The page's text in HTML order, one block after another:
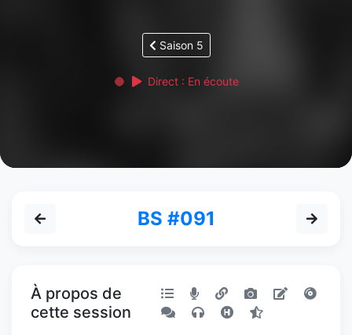
Saison 5
Direct : En écoute
BS #091
À propos de
cette session